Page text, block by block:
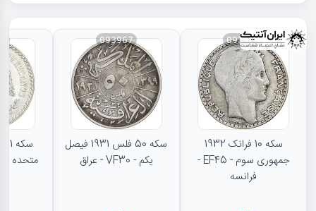
093968
سکه 10 فرانک 1932
جمهوری سوم - EF45 -
فرانسه
093967
سکه 50 فلس 1931 فیصل
یکم - VF30 - عراق
متحده - MS62 - مکزیک